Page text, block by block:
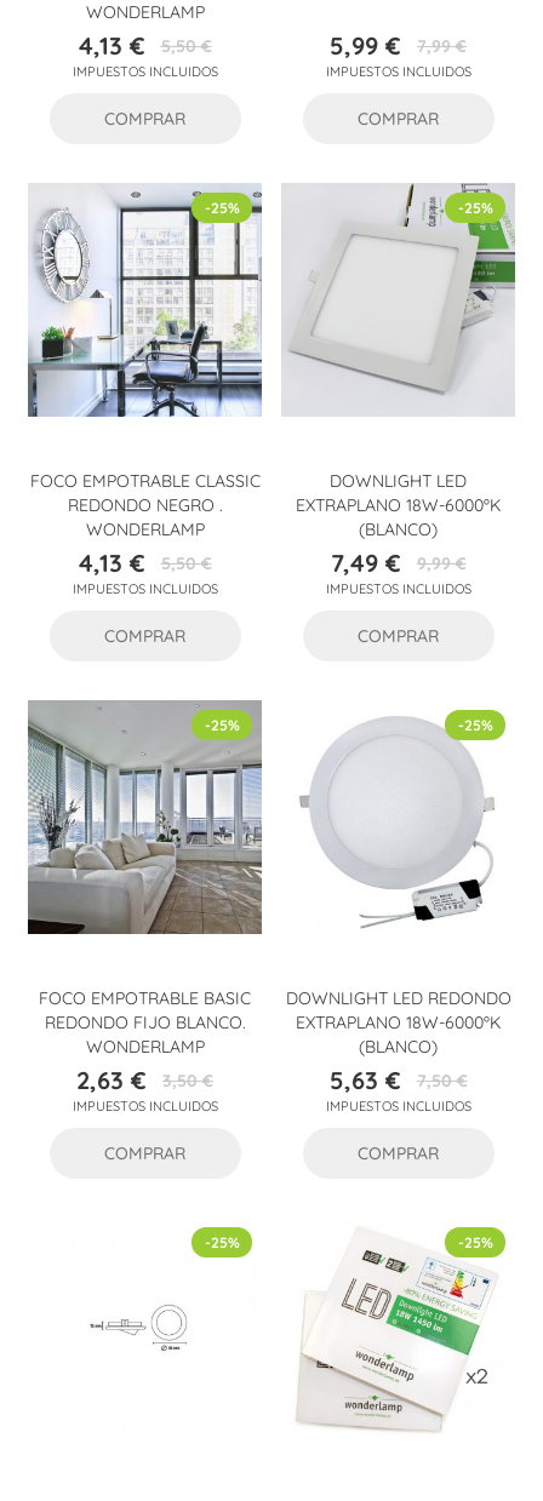
WONDERLAMP
Precio
4,13 €Precio
base
5,50 €
IMPUESTOS INCLUIDOS
COMPRAR
Precio
5,99 €Precio
base
7,99 €
IMPUESTOS INCLUIDOS
COMPRAR
FOCO EMPOTRABLE CLASSIC
REDONDO NEGRO .
WONDERLAMP
Precio
4,13 €Precio
base
5,50 €
IMPUESTOS INCLUIDOS
-25%
COMPRAR
DOWNLIGHT LED
EXTRAPLANO 18W-6000ºK
(BLANCO)
Precio
7,49 €Precio
base
9,99 €
IMPUESTOS INCLUIDOS
-25%
COMPRAR
FOCO EMPOTRABLE BASIC
REDONDO FIJO BLANCO.
WONDERLAMP
Precio
2,63 €Precio
base
3,50 €
IMPUESTOS INCLUIDOS
-25%
COMPRAR
DOWNLIGHT LED REDONDO
EXTRAPLANO 18W-6000ºK
(BLANCO)
Precio
5,63 €Precio
base
7,50 €
IMPUESTOS INCLUIDOS
-25%
COMPRAR
-25% -25%